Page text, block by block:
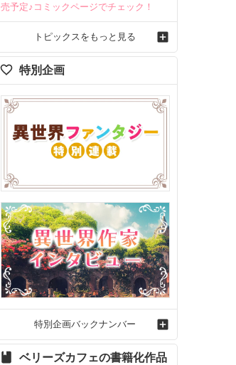
売予定♪コミックページでチェック！
トピックスをもっと見る
特別企画
特別企画バックナンバー
ベリーズカフェの書籍化作品